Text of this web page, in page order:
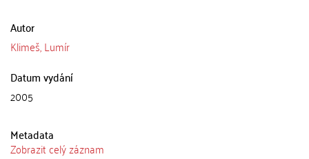
Autor
Klimeš, Lumír
Datum vydání
2005
Metadata
Zobrazit celý záznam